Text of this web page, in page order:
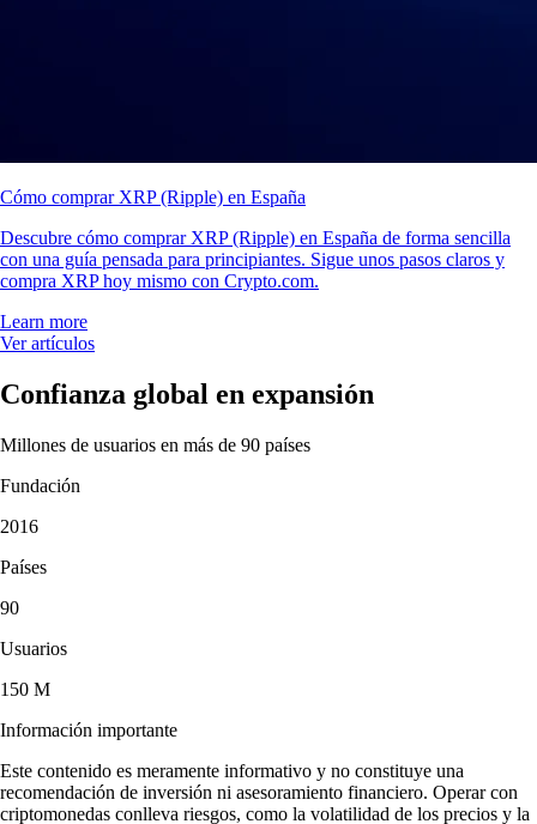
Cómo comprar XRP (Ripple) en España
Descubre cómo comprar XRP (Ripple) en España de forma sencilla
con una guía pensada para principiantes. Sigue unos pasos claros y
compra XRP hoy mismo con Crypto.com.
Learn more
Ver artículos
Confianza global en expansión
Millones de usuarios en más de 90 países
Fundación
2016
Países
90
Usuarios
150 M
Información importante
Este contenido es meramente informativo y no constituye una
recomendación de inversión ni asesoramiento financiero. Operar con
criptomonedas conlleva riesgos, como la volatilidad de los precios y la